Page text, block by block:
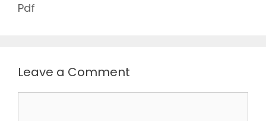
Pdf
Leave a Comment